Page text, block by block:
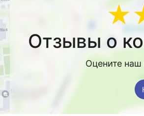
Отзывы о
Оцените наш